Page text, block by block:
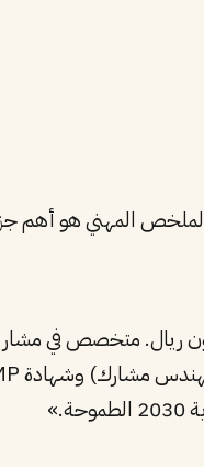
سعودي بخبرة 8 سنوات في إدارة مشاريع البنية التحتية